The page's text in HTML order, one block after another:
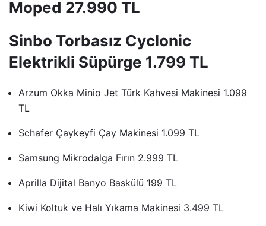
Moped 27.990 TL
Sinbo Torbasız Cyclonic
Elektrikli Süpürge 1.799 TL
Arzum Okka Minio Jet Türk Kahvesi Makinesi 1.099
TL
Schafer Çaykeyfi Çay Makinesi 1.099 TL
Samsung Mikrodalga Fırın 2.999 TL
Aprilla Dijital Banyo Baskülü 199 TL
Kiwi Koltuk ve Halı Yıkama Makinesi 3.499 TL